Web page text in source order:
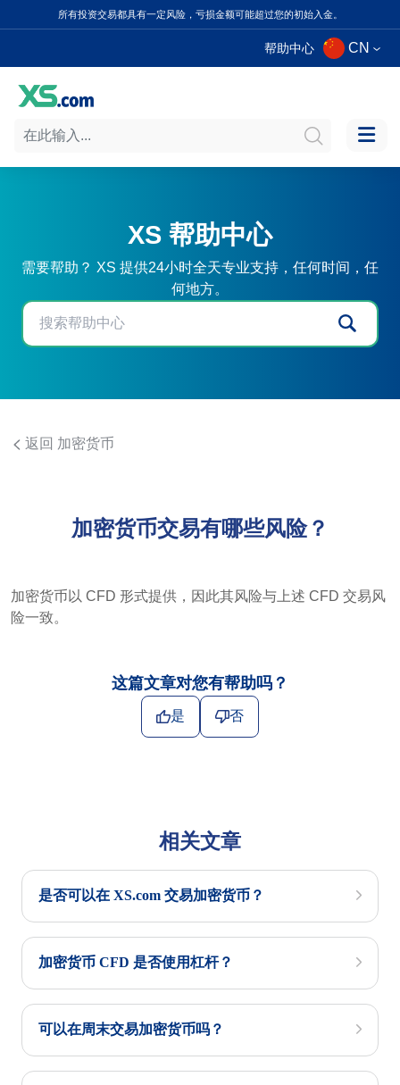
所有投资交易都具有一定风险，亏损金额可能超过您的初始入金。
帮助中心 CN
XS 帮助中心
需要帮助？ XS 提供24小时全天专业支持，任何时间，任
何地方。
返回 加密货币
加密货币交易有哪些风险？
加密货币以 CFD 形式提供，因此其风险与上述 CFD 交易风
险一致。
这篇文章对您有帮助吗？
是 否
相关文章
是否可以在 XS.com 交易加密货币？
加密货币 CFD 是否使用杠杆？
可以在周末交易加密货币吗？